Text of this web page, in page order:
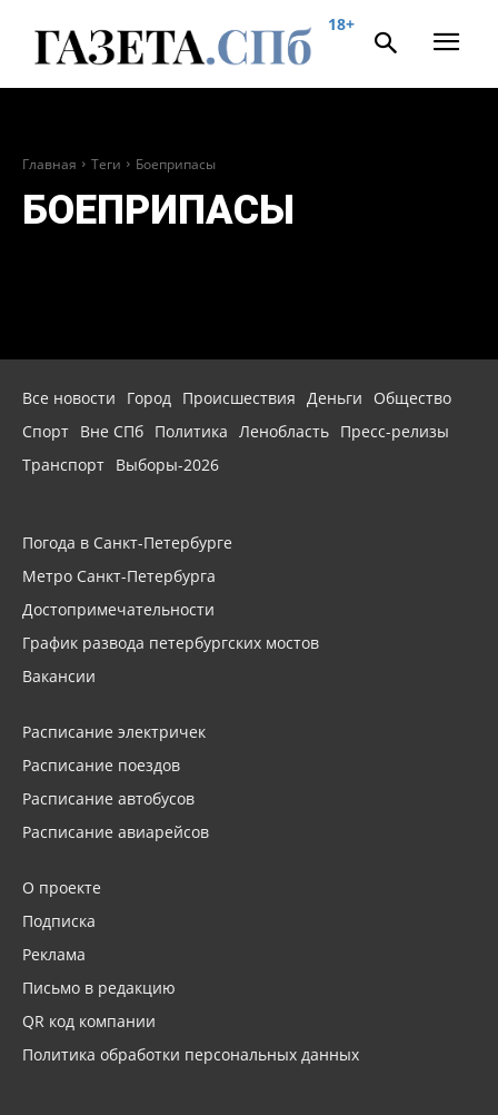
18+
Главная Теги Боеприпасы
БОЕПРИПАСЫ
Все новости Город Происшествия Деньги
Общество
Спорт Вне СПб Политика Ленобласть Пресс-релизы
Транспорт Выборы-2026
Погода в Санкт-Петербурге
Метро Санкт-Петербурга
Достопримечательности
График развода петербургских мостов
Вакансии
Расписание электричек
Расписание поездов
Расписание автобусов
Расписание авиарейсов
О проекте
Подписка
Реклама
Письмо в редакцию
QR код компании
Политика обработки персональных данных